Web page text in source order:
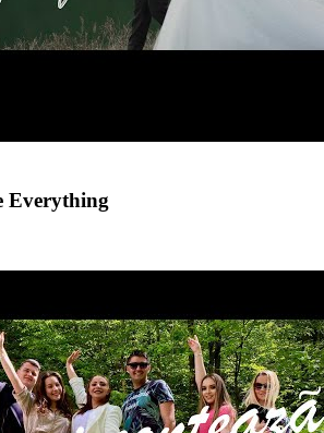
Everything